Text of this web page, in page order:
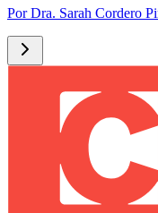
PorDra. Sarah Cordero